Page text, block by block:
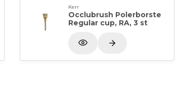
Kerr
Occlubrush Polerborste
Regular cup, RA, 3 st